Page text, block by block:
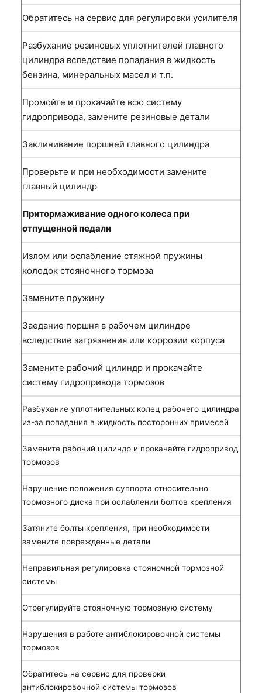
Обратитесь на сервис для регулировки усилителя
Разбухание резиновых уплотнителей главного
цилиндра вследствие попадания в жидкость
бензина, минеральных масел и т.п.
Промойте и прокачайте всю систему
гидропривода, замените резиновые детали
Заклинивание поршней главного цилиндра
Проверьте и при необходимости замените
главный цилиндр
Притормаживание одного колеса при
отпущенной педали
Излом или ослабление стяжной пружины
колодок стояночного тормоза
Замените пружину
Заедание поршня в рабочем цилиндре
вследствие загрязнения или коррозии корпуса
Замените рабочий цилиндр и прокачайте
систему гидропривода тормозов
Разбухание уплотнительных колец рабочего цилиндра
из-за попадания в жидкость посторонних примесей
Замените рабочий цилиндр и прокачайте гидропривод
тормозов
Нарушение положения суппорта относительно
тормозного диска при ослаблении болтов крепления
Затяните болты крепления, при необходимости
замените поврежденные детали
Неправильная регулировка стояночной тормозной
системы
Отрегулируйте стояночную тормозную систему
Нарушения в работе антиблокировочной системы
тормозов
Обратитесь на сервис для проверки
антиблокировочной системы тормозов